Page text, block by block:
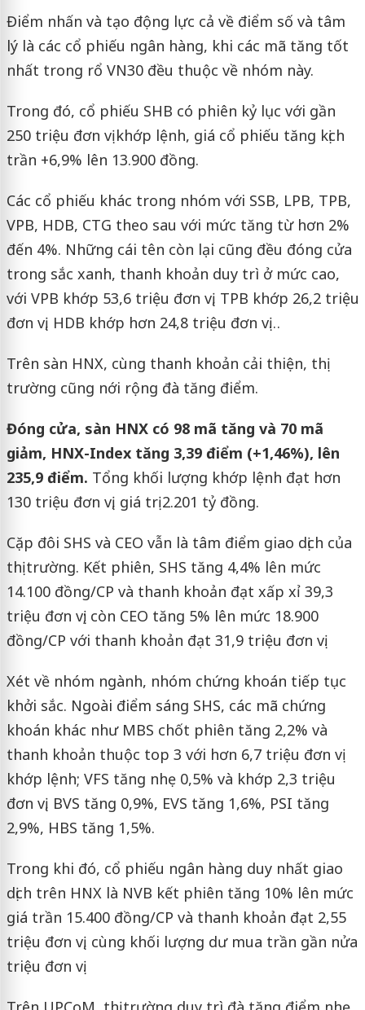
Điểm nhấn và tạo động lực cả về điểm số và tâm
lý là các cổ phiếu ngân hàng, khi các mã tăng tốt
nhất trong rổ VN30 đều thuộc về nhóm này.
Trong đó, cổ phiếu SHB có phiên kỷ lục với gần
250 triệu đơn vị khớp lệnh, giá cổ phiếu tăng kịch
trần +6,9% lên 13.900 đồng.
Các cổ phiếu khác trong nhóm với SSB, LPB, TPB,
VPB, HDB, CTG theo sau với mức tăng từ hơn 2%
đến 4%. Những cái tên còn lại cũng đều đóng cửa
trong sắc xanh, thanh khoản duy trì ở mức cao,
với VPB khớp 53,6 triệu đơn vị, TPB khớp 26,2 triệu
đơn vị, HDB khớp hơn 24,8 triệu đơn vị…
Trên sàn HNX, cùng thanh khoản cải thiện, thị
trường cũng nới rộng đà tăng điểm.
Đóng cửa, sàn HNX có 98 mã tăng và 70 mã
giảm, HNX-Index tăng 3,39 điểm (+1,46%), lên
235,9 điểm. Tổng khối lượng khớp lệnh đạt hơn
130 triệu đơn vị, giá trị 2.201 tỷ đồng.
Cặp đôi SHS và CEO vẫn là tâm điểm giao dịch của
thị trường. Kết phiên, SHS tăng 4,4% lên mức
14.100 đồng/CP và thanh khoản đạt xấp xỉ 39,3
triệu đơn vị; còn CEO tăng 5% lên mức 18.900
đồng/CP với thanh khoản đạt 31,9 triệu đơn vị.
Xét về nhóm ngành, nhóm chứng khoán tiếp tục
khởi sắc. Ngoài điểm sáng SHS, các mã chứng
khoán khác như MBS chốt phiên tăng 2,2% và
thanh khoản thuộc top 3 với hơn 6,7 triệu đơn vị
khớp lệnh; VFS tăng nhẹ 0,5% và khớp 2,3 triệu
đơn vị, BVS tăng 0,9%, EVS tăng 1,6%, PSI tăng
2,9%, HBS tăng 1,5%.
Trong khi đó, cổ phiếu ngân hàng duy nhất giao
dịch trên HNX là NVB kết phiên tăng 10% lên mức
giá trần 15.400 đồng/CP và thanh khoản đạt 2,55
triệu đơn vị, cùng khối lượng dư mua trần gần nửa
triệu đơn vị.